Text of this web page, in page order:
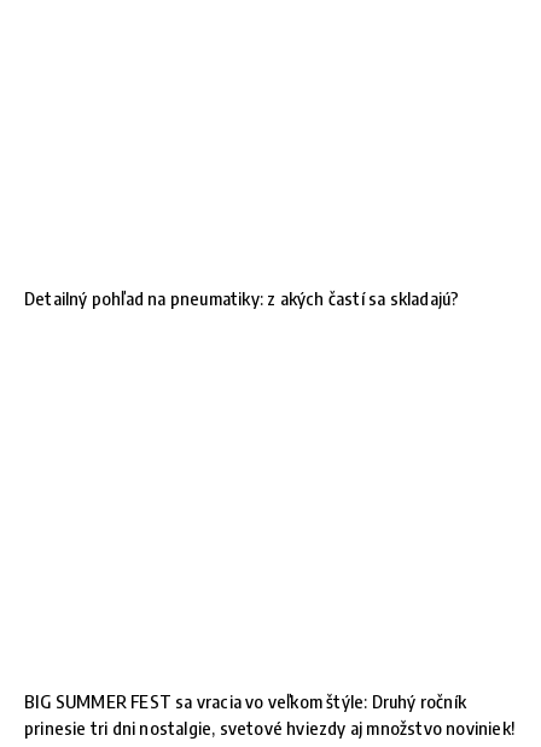
Detailný pohľad na pneumatiky: z akých častí sa skladajú?
BIG SUMMER FEST sa vracia vo veľkom štýle: Druhý ročník
prinesie tri dni nostalgie, svetové hviezdy aj množstvo noviniek!